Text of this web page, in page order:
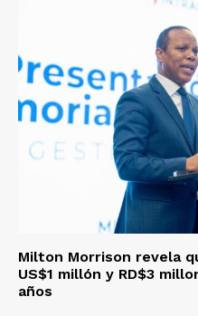
Milton Morrison revela
US$1 millón y RD$3
años